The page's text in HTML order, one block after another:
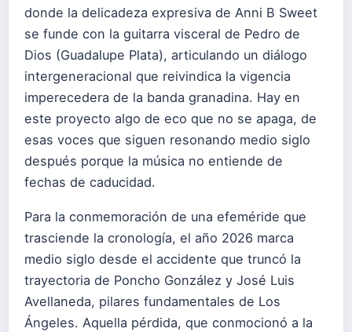
donde la delicadeza expresiva de Anni B Sweet
se funde con la guitarra visceral de Pedro de
Dios (Guadalupe Plata), articulando un diálogo
intergeneracional que reivindica la vigencia
imperecedera de la banda granadina. Hay en
este proyecto algo de eco que no se apaga, de
esas voces que siguen resonando medio siglo
después porque la música no entiende de
fechas de caducidad.
Para la conmemoración de una efeméride que
trasciende la cronología, el año 2026 marca
medio siglo desde el accidente que truncó la
trayectoria de Poncho González y José Luis
Avellaneda, pilares fundamentales de Los
Ángeles. Aquella pérdida, que conmocionó a la